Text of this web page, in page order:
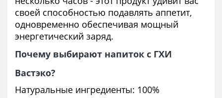
своей способностью подавлять аппетит,
одновременно обеспечивая мощный
энергетический заряд.
Почему выбирают напиток с ГХИ
Вастэко?
Натуральные ингредиенты: 100%